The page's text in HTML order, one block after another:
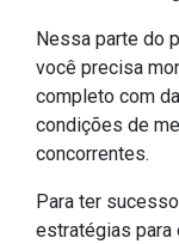
Nessa parte do
você precisa
completo com
condições de
concorrentes.
Para ter
estratégias para